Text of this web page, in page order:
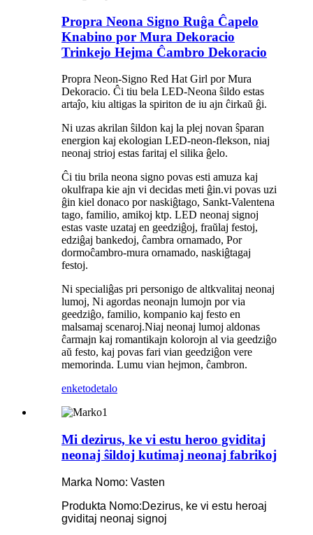
Propra Neona Signo Ruĝa Ĉapelo
Knabino por Mura Dekoracio
Trinkejo Hejma Ĉambro Dekoracio
Propra Neon-Signo Red Hat Girl por Mura
Dekoracio. Ĉi tiu bela LED-Neona ŝildo estas
artaĵo, kiu altigas la spiriton de iu ajn ĉirkaŭ ĝi.
Ni uzas akrilan ŝildon kaj la plej novan ŝparan
energion kaj ekologian LED-neon-flekson, niaj
neonaj strioj estas faritaj el silika ĝelo.
Ĉi tiu brila neona signo povas esti amuza kaj
okulfrapa kie ajn vi decidas meti ĝin.vi povas uzi
ĝin kiel donaco por naskiĝtago, Sankt-Valentena
tago, familio, amikoj ktp. LED neonaj signoj
estas vaste uzataj en geedziĝoj, fraŭlaj ​​festoj,
edziĝaj bankedoj, ĉambra ornamado, Por
dormoĉambro-mura ornamado, naskiĝtagaj
festoj.
Ni specialiĝas pri personigo de altkvalitaj neonaj
lumoj, Ni agordas neonajn lumojn por via
geedziĝo, familio, kompanio kaj festo en
malsamaj scenaroj.Niaj neonaj lumoj aldonas
ĉarmajn kaj romantikajn kolorojn al via geedziĝo
aŭ festo, kaj povas fari vian geedziĝon vere
memorinda. Lumu vian hejmon, ĉambron.
enketodetalo
Mi dezirus, ke vi estu heroo gviditaj
neonaj ŝildoj kutimaj neonaj fabrikoj
Marka Nomo: Vasten
Produkta Nomo:Dezirus, ke vi estu heroaj
gviditaj neonaj signoj